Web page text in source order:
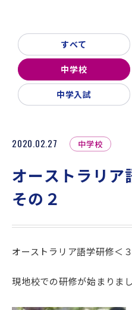
お問い合わせ・資料請求
リンク集
すべて
中学校
中学入試
2020.02.27 中学校
オーストラリ
その２
オーストラリア語学研修＜
現地校での研修が始まりまし